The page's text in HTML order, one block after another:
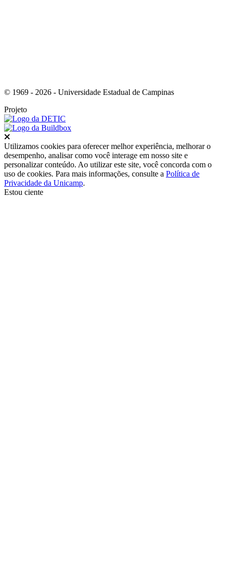
© 1969 - 2026 - Universidade Estadual de Campinas
Projeto
Utilizamos cookies para oferecer melhor experiência, melhorar o
desempenho, analisar como você interage em nosso site e
personalizar conteúdo. Ao utilizar este site, você concorda com o
uso de cookies. Para mais informações, consulte a Política de
Privacidade da Unicamp.
Estou ciente